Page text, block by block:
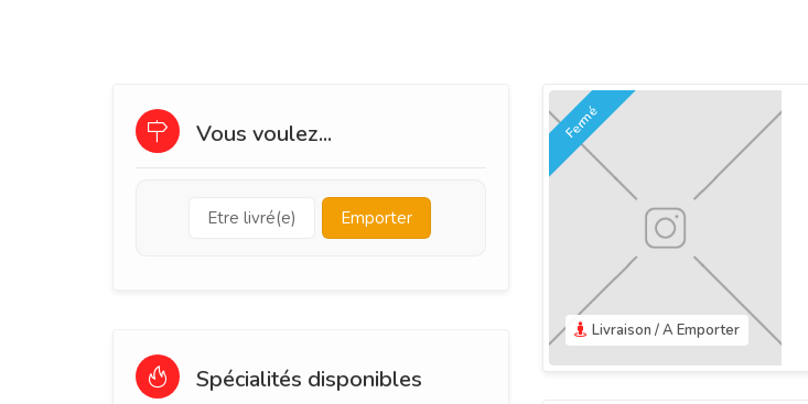
Vous voulez...
Etre livré(e) Emporter
Spécialités disponibles
Livraison / A Emporter
Fermé